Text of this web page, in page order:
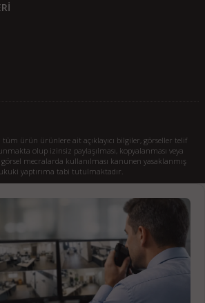
ürün ürünlere ait açıklayıcı bilgiler, görseller telif
olup izinsiz paylaşılması, kopyalanması veya
mecralarda kullanılması kanunen yasaklanmış
yaptırıma tabi tutulmaktadır.